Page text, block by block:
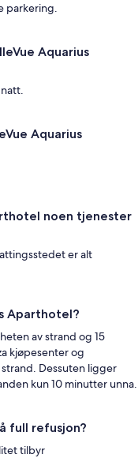
parkering.
Aquarius
Aquarius
noen tjenester
er alt
Aparthotel?
av strand og 15
kjøpesenter og
Dessuten ligger
kun 10 minutter unna.
full refusjon?
tilbyr